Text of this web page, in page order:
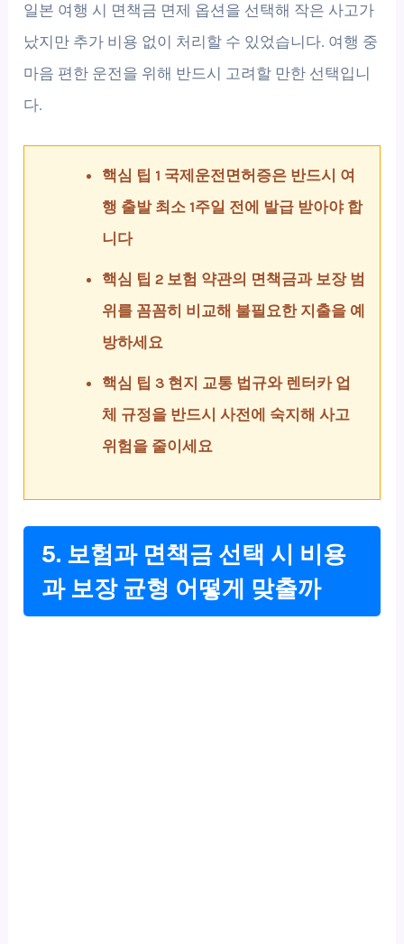
일본 여행 시 면책금 면제 옵션을 선택해 작은 사고가
났지만 추가 비용 없이 처리할 수 있었습니다. 여행 중
마음 편한 운전을 위해 반드시 고려할 만한 선택입니
다.
핵심 팁 1 국제운전면허증은 반드시 여
행 출발 최소 1주일 전에 발급 받아야 합
니다
핵심 팁 2 보험 약관의 면책금과 보장 범
위를 꼼꼼히 비교해 불필요한 지출을 예
방하세요
핵심 팁 3 현지 교통 법규와 렌터카 업
체 규정을 반드시 사전에 숙지해 사고
위험을 줄이세요
5. 보험과 면책금 선택 시 비용
과 보장 균형 어떻게 맞출까